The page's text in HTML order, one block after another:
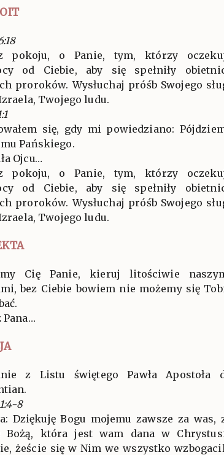
pokoju, o Panie, tym, którzy
od Ciebie, aby się spełniły
proroków. Wysłuchaj próśb Swojego
Twojego ludu.
się, gdy mi powiedziano:
Pańskiego.
Ojcu…
pokoju, o Panie, tym, którzy
od Ciebie, aby się spełniły
proroków. Wysłuchaj próśb Swojego
Twojego ludu.
Cię Panie, kieruj litościwie
bez Ciebie bowiem nie możemy się
Pana…
z Listu świętego Pawła Apostoła
8
Dziękuję Bogu mojemu zawsze za was,
Bożą, która jest wam dana w
żeście się w Nim we wszystko